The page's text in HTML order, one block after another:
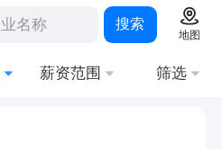
搜索
地图
薪资范围 筛选